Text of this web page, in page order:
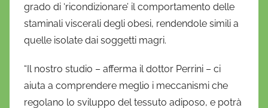
grado di ‘ricondizionare’ il comportamento delle
staminali viscerali degli obesi, rendendole simili a
quelle isolate dai soggetti magri.
“Il nostro studio – afferma il dottor Perrini – ci
aiuta a comprendere meglio i meccanismi che
regolano lo sviluppo del tessuto adiposo, e potrà